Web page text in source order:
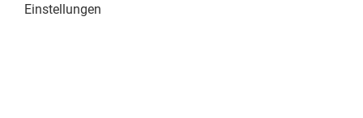
Einstellungen